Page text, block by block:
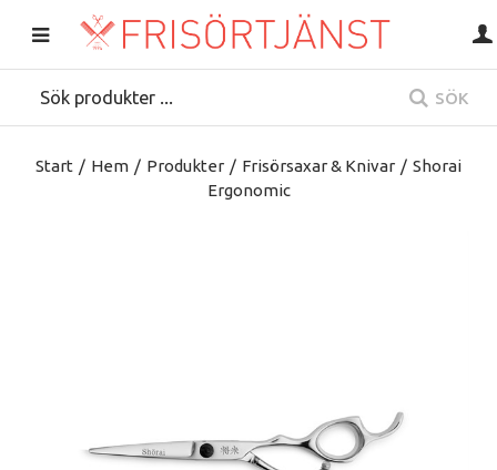
SÖK
Start / Hem / Produkter / Frisörsaxar & Knivar / Shorai
Ergonomic